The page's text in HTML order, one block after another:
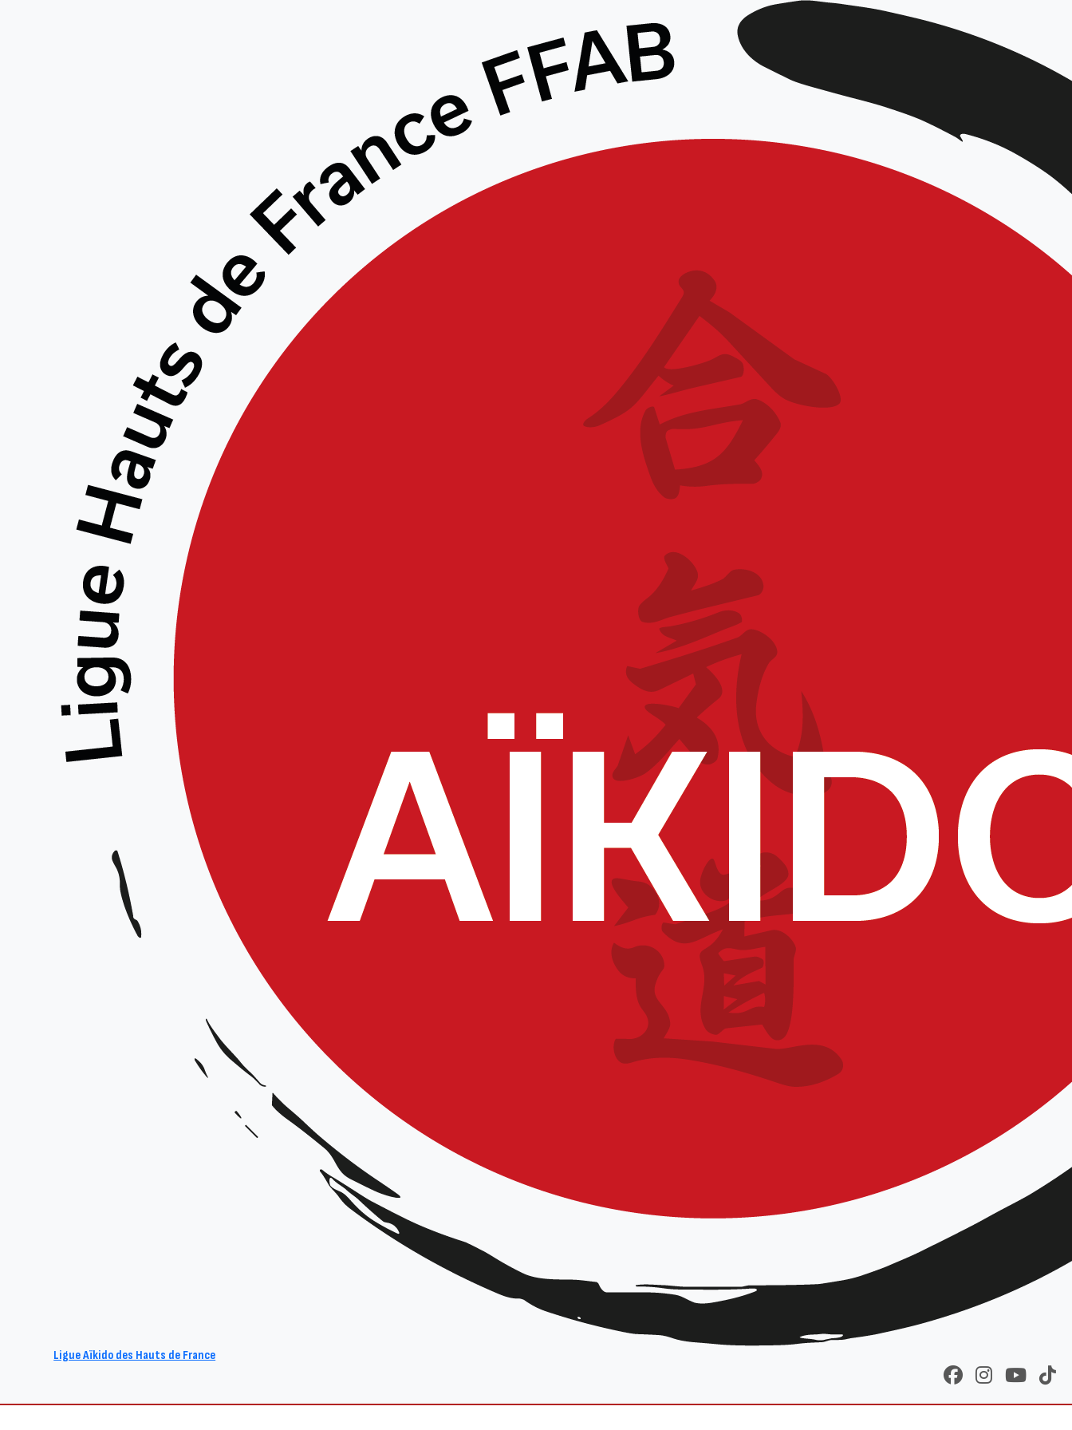
Ligue Aïkido des Hauts de France
RETOUR SUR LE JAPAN OTAKI
Remerciements de la Ligue au Club de Douai pour sa Participation au Douai Japan Otaku Festival
La Ligue souhaite adresser ses plus sincères remerciements au Club de Douai pour avoir pris l’initiative de
l’impliquer dans le Douai Japan Otaku Festival , qui s’est tenu les 5 et 6 octobre. Grâce à l’implication du club,
cet événement a permis de mettre en lumière notre discipline auprès d’un public enthousiaste.
Nous tenons également à saluer la mobilisation de huit clubs de la Ligue (Douai, Waziers, Lille Fives, Lille
Unagi Sanbiki, Bucquoy, Provin, Biache Saint Vaast et Noyelles Les Seclin), qui ont répondu présents tout au
long du week-end. Leur participation a permis de tenir un stand dynamique et animé, de réaliser des
démonstrations, et de proposer des initiations enrichissantes aux visiteurs.